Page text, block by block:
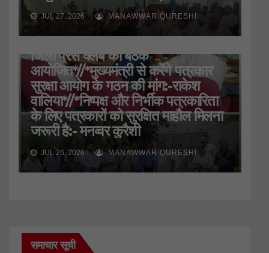
JUL 27, 2026 MANAWWAR QURESHI
जिला प्रेस क्लब की बैठक
आयोजित*//*मुख्यमंत्री से करेंगे पत्रकार
सुरक्षा आयोग के गठन की मांग:-राकेश
वालिया*//*निष्पक्ष और निर्भीक पत्रकारिता
के लिए पत्रकारों को सुरक्षित माहौल मिलना
जरूरी है:- मनव्वर कुरैशी
JUL 26, 2026 MANAWWAR QURESHI
समाचार सूची